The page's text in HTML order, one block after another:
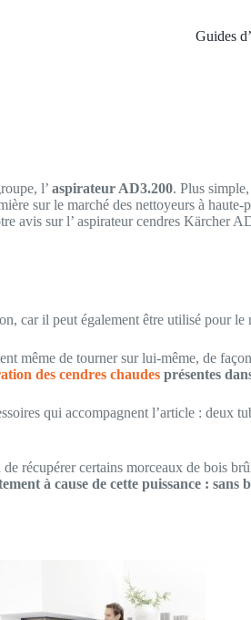
Guides
l’ aspirateur AD3.200. Plus
sur le marché des nettoyeurs à
avis sur l’ aspirateur cendres Kärcher
car il peut également être utilisé pour
même de tourner sur lui-même, de
des cendres chaudes présentes
qui accompagnent l’article : deux
de récupérer certains morceaux de bois
à cause de cette puissance :